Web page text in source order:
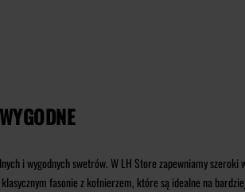
i wygodnych swetrów. W LH Store zapewniamy
fasonie z kołnierzem, które są idealne na